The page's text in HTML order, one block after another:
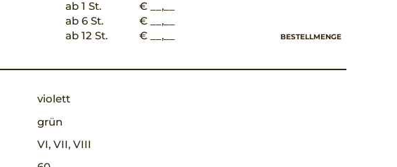
ab 1 St.
€ __,__
ab 6 St.
€ __,__
ab 12 St.
€ __,__ BESTELLMENGE
violett
grün
VI, VII, VIII